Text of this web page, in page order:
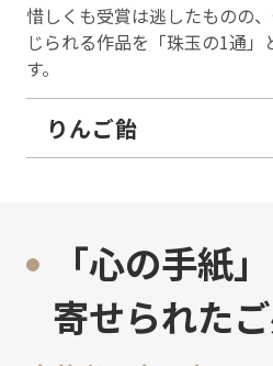
惜しくも受賞は逃したものの
じられる作品を「珠玉の1通」
す。
りんご飴
「心の手紙
寄せられた